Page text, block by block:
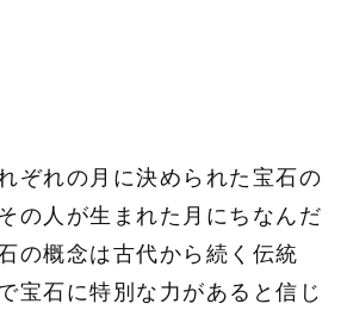
ぞれの月に決められた宝石の
の人が生まれた月にちなんだ
の概念は古代から続く伝統
宝石に特別な力があると信じ